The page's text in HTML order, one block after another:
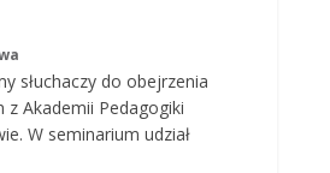
słuchaczy do obejrzenia
Akademii Pedagogiki
W seminarium udział